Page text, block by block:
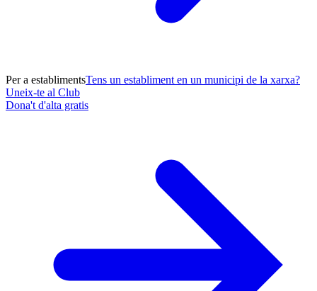
Per a establimentsTens un establiment en un municipi de la xarxa?
Uneix-te al Club
Dona't d'alta gratis